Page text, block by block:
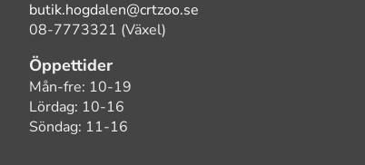
butik.hogdalen@crtzoo.se
08-7773321 (Växel)
Öppettider
Mån-fre: 10-19
Lördag: 10-16
Söndag: 11-16